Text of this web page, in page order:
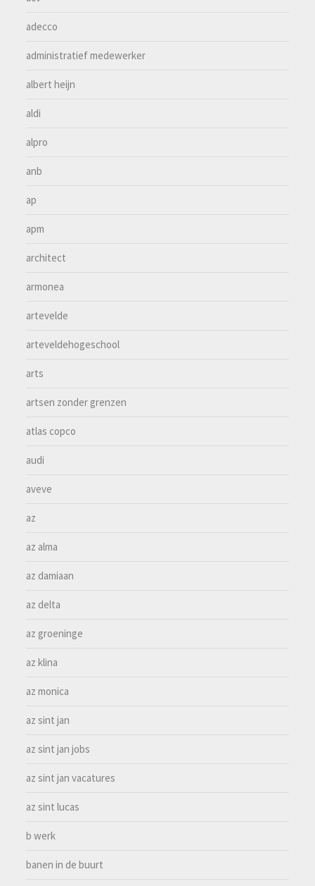
adecco
administratief medewerker
albert heijn
aldi
alpro
anb
ap
apm
architect
armonea
artevelde
arteveldehogeschool
arts
artsen zonder grenzen
atlas copco
audi
aveve
az
az alma
az damiaan
az delta
az groeninge
az klina
az monica
az sint jan
az sint jan jobs
az sint jan vacatures
az sint lucas
b werk
banen in de buurt